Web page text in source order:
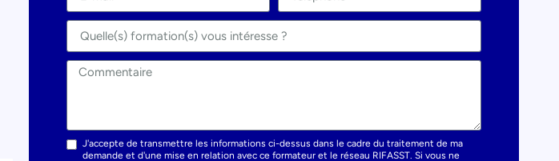
J'accepte de transmettre les informations ci-dessus dans le cadre du traitement de ma
demande et d'une mise en relation avec ce formateur et le réseau RIFASST. Si vous ne